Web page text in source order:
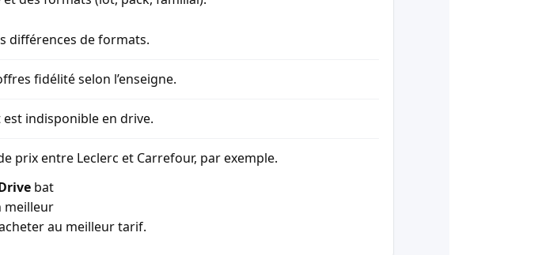
différences de formats.
fidélité selon l’enseigne.
indisponible en drive.
prix entre Leclerc et Carrefour, par exemple.
bat
meilleur
au meilleur tarif.